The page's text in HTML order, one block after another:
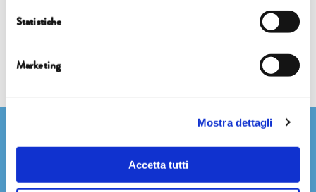
Statistiche
Marketing
Mostra dettagli
Accetta tutti
Newsletter